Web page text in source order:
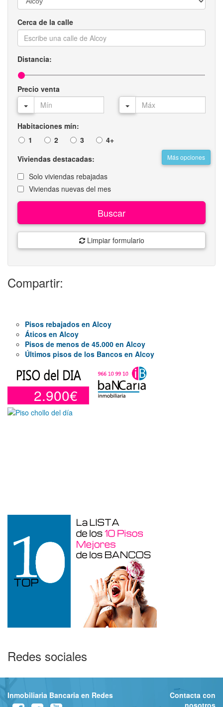
Cerca de la calle
Distancia:
Precio venta
Habitaciones mín:
1
2 3 4+
Más opciones
Viviendas destacadas:
Solo viviendas rebajadas
Viviendas nuevas del mes
Buscar
Limpiar formulario
Compartir:
Pisos rebajados en Alcoy
Áticos en Alcoy
Pisos de menos de 45.000 en Alcoy
Últimos pisos de los Bancos en Alcoy
2.900€
Redes sociales
Inmobiliaria Bancaria en Redes
Contacta con